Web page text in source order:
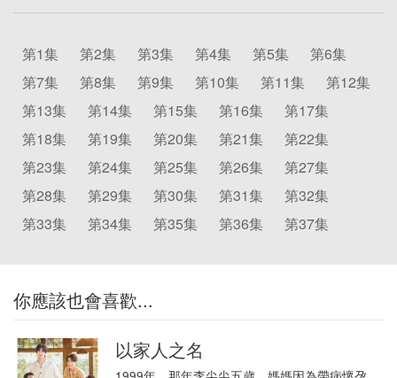
第1集 第2集 第3集 第4集 第5集
第6集
第7集
第8集 第9集 第10集 第11集
第12集
第13集
第14集 第15集 第16集
第17集
第18集
第19集 第20集 第21集
第22集
第23集
第24集 第25集 第26集
第27集
第28集
第29集 第30集 第31集
第32集
第33集
第34集 第35集 第36集 第37集
你應該也會喜歡...
以家人之名